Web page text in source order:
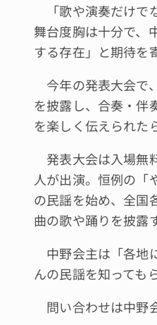
「歌や演奏だけで
舞台度胸は十分で、
する存在」と期待を
今年の発表大会で
を披露し、合奏・伴
を楽しく伝えられた
発表大会は入場無
人が出演。恒例の「
の民謡を始め、全国
曲の歌や踊りを披露
中野会主は「各地
んの民謡を知っても
問い合わせは中野